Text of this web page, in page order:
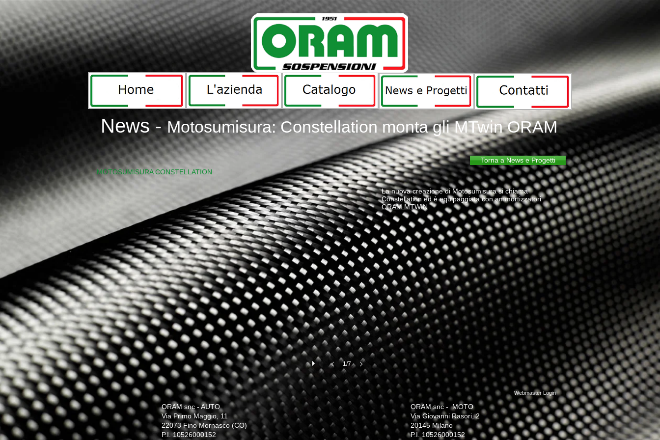
News -Motosumisura: Constellation monta gli MTwin ORAM
MOTOSUMISURA CONSTELLATION
Constellation6.jpg
1/7
Torna a News e Progetti
La nuova creazione di Motosumisura si chiama
Constellation ed è equipaggiata con ammortizzatori
ORAM MTWIN
Webmaster Login
ORAM snc - AUTO
Via Primo Maggio, 11
22073 Fino Mornasco (CO)
P.I. 10526000152
ORAM snc - MOTO
Via Giovanni Rasori, 2
20145 Milano
P.I. 10526000152